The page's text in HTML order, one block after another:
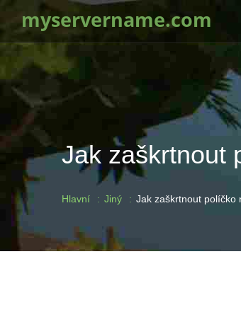
myservername.com
Jak zaškrtnout
Hlavní Jiný Jak zaškrtnout políčko